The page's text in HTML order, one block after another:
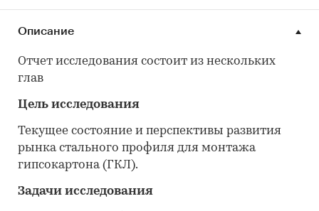
Описание
Отчет исследования состоит из нескольких
глав
Цель исследования
Текущее состояние и перспективы развития
рынка стального профиля для монтажа
гипсокартона (ГКЛ).
Задачи исследования